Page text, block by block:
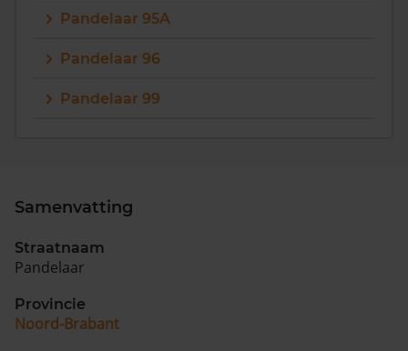
Pandelaar 95A
Pandelaar 96
Pandelaar 99
Samenvatting
Straatnaam
Pandelaar
Provincie
Noord-Brabant